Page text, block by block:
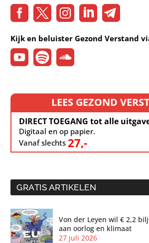
Kijk en beluister Gezond Verstand
LEES GEZOND
DIRECT TOEGANG tot alle
Digitaal en op papier.
Vanaf slechts 27,-
GRATIS ARTIKELEN
Von der Leyen wil € 2,2
aan oorlog en klimaat
27 juli 2026